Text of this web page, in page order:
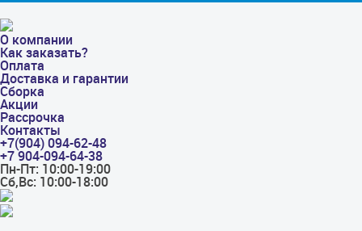
О компании
Как заказать?
Оплата
Доставка и гарантии
Сборка
Акции
Рассрочка
Контакты
+7(904) 094-62-48
+7 904-094-64-38
Пн-Пт: 10:00-19:00
Сб,Вс: 10:00-18:00